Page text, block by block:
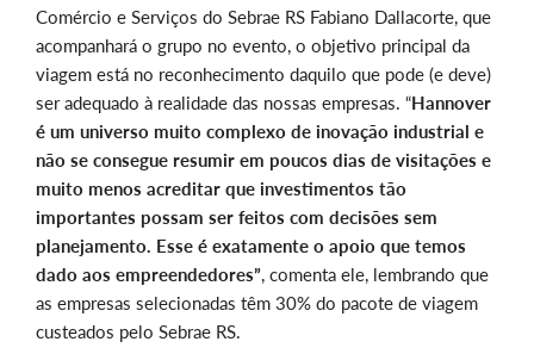
Comércio e Serviços do Sebrae RS Fabiano Dallacorte, que
acompanhará o grupo no evento, o objetivo principal da
viagem está no reconhecimento daquilo que pode (e deve)
ser adequado à realidade das nossas empresas. “Hannover
é um universo muito complexo de inovação industrial e
não se consegue resumir em poucos dias de visitações e
muito menos acreditar que investimentos tão
importantes possam ser feitos com decisões sem
planejamento. Esse é exatamente o apoio que temos
dado aos empreendedores” , comenta ele, lembrando que
as empresas selecionadas têm 30% do pacote de viagem
custeados pelo Sebrae RS.